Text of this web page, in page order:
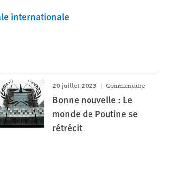
internationale
20 juillet 2023 Commentaire
Bonne nouvelle : Le
monde de Poutine se
rétrécit